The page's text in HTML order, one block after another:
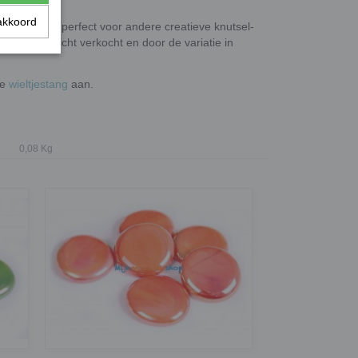
maar ook perfect voor andere creatieve knutsel-
per gewicht verkocht en door de variatie in
wieltjestang aan.
0,08 Kg